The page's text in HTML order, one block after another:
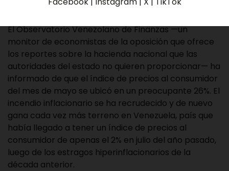
El Observatorio Venezolano de Finanzas —un
monitor de economistas de la oposición que ofrece
los reportes sobre la hacienda nacional que las
autoridades del estado no quieren proporcionar— ha
informado de que el índice de precios al consumidor
del mes de mayo se ubicó en un preocupante 26%. El
incendio inflacionario se ha recrudecido y de nuevo
gana cada vez más terreno en Venezuela, país que
había llegado a tener un índice de precios al
consumidor de apenas el 2% en julio del año pasado,
luego de los estragos hiperinflacionarios de la
década anterior.